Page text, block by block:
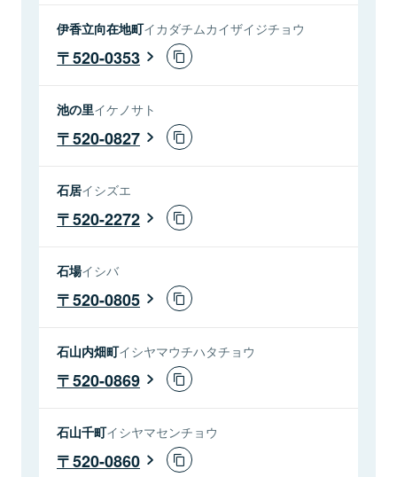
伊香立向在地町イカダチムカイザイジチョウ
520-0353
池の里イケノサト
520-0827
石居イシズエ
520-2272
石場イシバ
520-0805
石山内畑町イシヤマウチハタチョウ
520-0869
石山千町イシヤマセンチョウ
520-0860